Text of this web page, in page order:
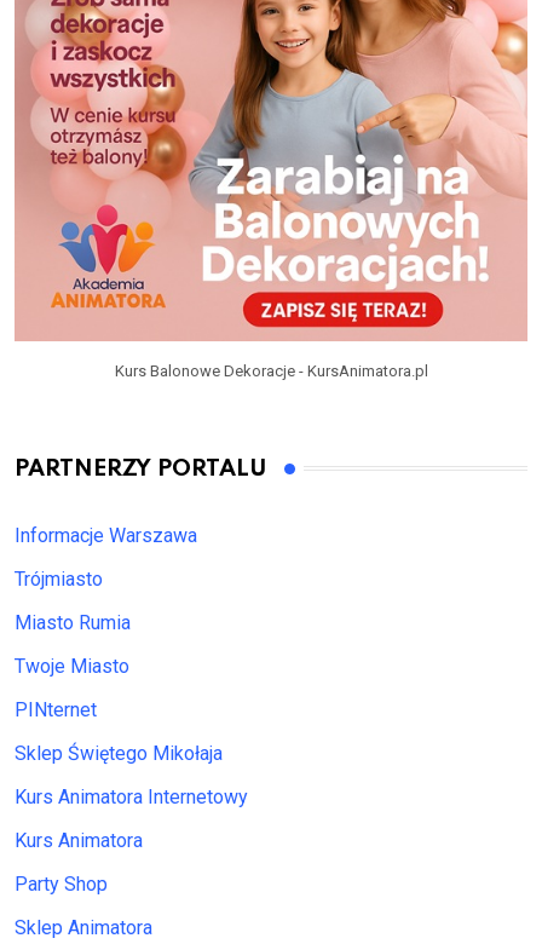
Kurs Balonowe Dekoracje - KursAnimatora.pl
PARTNERZY PORTALU
Informacje Warszawa
Trójmiasto
Miasto Rumia
Twoje Miasto
PINternet
Sklep Świętego Mikołaja
Kurs Animatora Internetowy
Kurs Animatora
Party Shop
Sklep Animatora